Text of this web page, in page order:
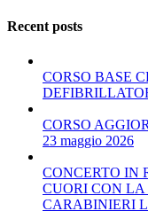
Recent posts
CORSO BASE
CORSO
23 maggio 2026
CONCERTO IN
CUORI CON LA
CARABINIERI